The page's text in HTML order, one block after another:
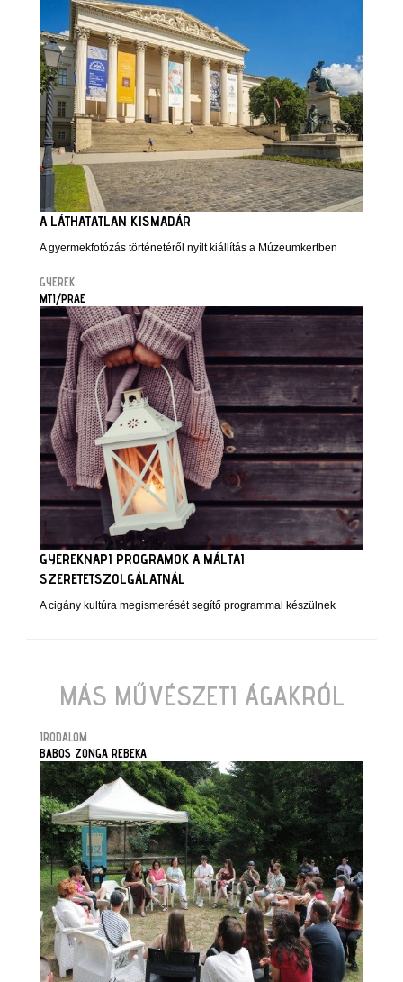
A LÁTHATATLAN KISMADÁR
A gyermekfotózás történetéről nyílt kiállítás a Múzeumkertben
GYEREK
MTI/PRAE
GYEREKNAPI PROGRAMOK A MÁLTAI
SZERETETSZOLGÁLATNÁL
A cigány kultúra megismerését segítő programmal készülnek
MÁS MŰVÉSZETI ÁGAKRÓL
IRODALOM
BABOS ZONGA REBEKA